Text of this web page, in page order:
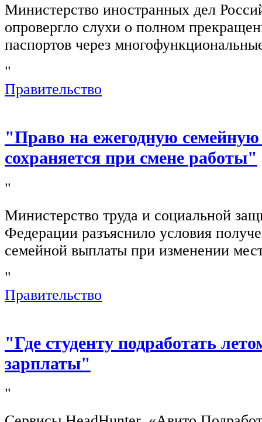
Министерство иностранных дел
опровергло слухи о полном
паспортов через
"
Правительство
"Право на ежегодную
сохраняется при смене работы"
"
Министерство труда и социальной
Федерации разъяснило условия
семейной выплаты при изменении
"
Правительство
"Где студенту подработать
зарплаты"
"